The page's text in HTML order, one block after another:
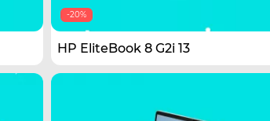
-20%
HP EliteBook 8 G2i 13